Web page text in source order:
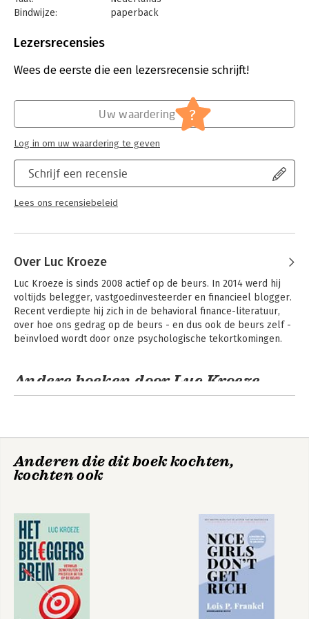
als een pro en pas je kennis meteen toe in de praktijk.'
Bindwijze:
paperback
Uitgever:
Verschijningsdatum:
3-2-2026
Lezersrecensies
Wees de eerste die een lezersrecensie schrijft!
Schrijf een recensie
Lees ons recensiebeleid
Uw waardering ?
Log in om uw waardering te geven
Over Luc Kroeze
Luc Kroeze is sinds 2008 actief op de beurs. In 2014 werd hij
voltijds belegger, vastgoedinvesteerder en financieel blogger.
Recent verdiepte hij zich in de behavioral finance-literatuur,
over hoe ons gedrag op de beurs - en dus ook de beurs zelf -
beïnvloed wordt door onze psychologische tekortkomingen.
Andere boeken door Luc Kroeze
Het beleggersbrein
Bekijk alle boeken
Anderen die dit boek kochten,
kochten ook